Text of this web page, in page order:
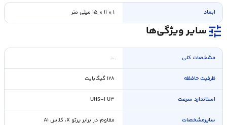
ابعاد ۱ × ۱۱ × ۱۵ ميلی متر
tuneسایر ویژگی‌ها
مشخصات کلی _
ظرفيت حافظه ۱۲۸ گيگابايت
استاندارد سرعت UHS-I U۳
سایرمشخصات مقاوم در برابر پرتو X، کلاس A۱